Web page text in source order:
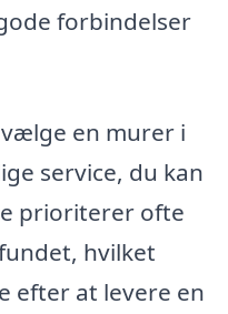
forbindelser
en murer i
service, du kan
prioriterer ofte
hvilket
efter at levere en